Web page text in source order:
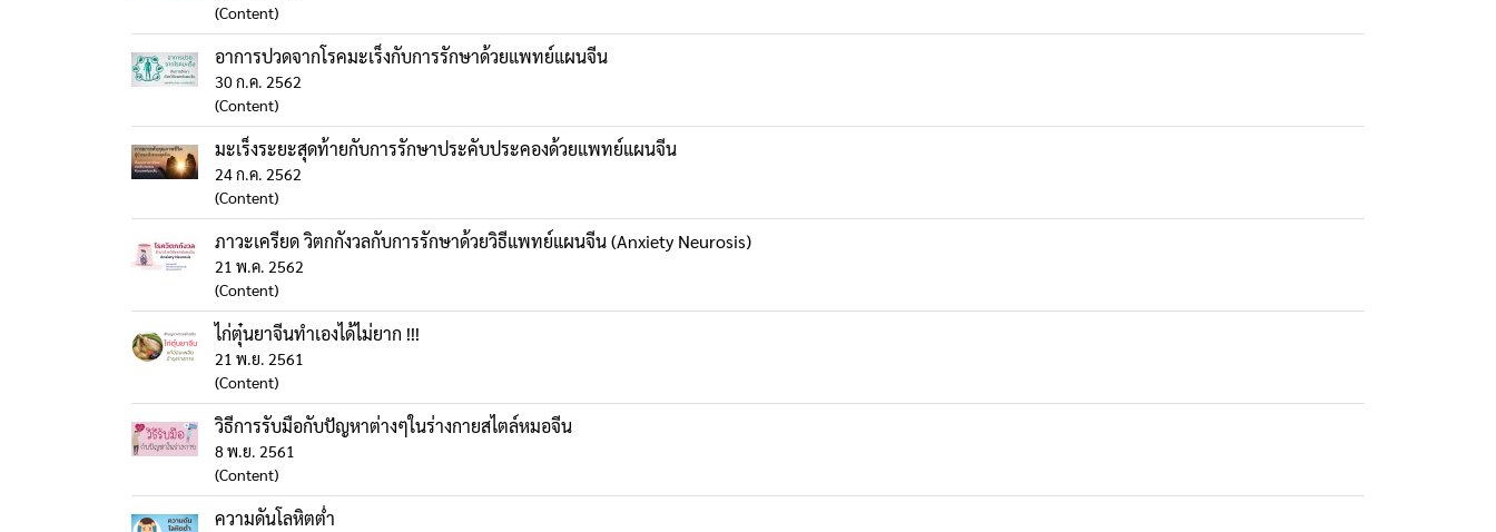
(Content)
อาการปวดจากโรคมะเร็งกับการรักษาด้วยแพทย์แผนจีน
30 ก.ค. 2562
(Content)
มะเร็งระยะสุดท้ายกับการรักษาประคับประคองด้วยแพทย์แผนจีน
24 ก.ค. 2562
(Content)
ภาวะเครียด วิตกกังวลกับการรักษาด้วยวิธีแพทย์แผนจีน (Anxiety Neurosis)
21 พ.ค. 2562
(Content)
ไก่ตุ๋นยาจีนทำเองได้ไม่ยาก !!!
21 พ.ย. 2561
(Content)
วิธีการรับมือกับปัญหาต่างๆในร่างกายสไตล์หมอจีน
8 พ.ย. 2561
(Content)
ความดันโลหิตต่ำ